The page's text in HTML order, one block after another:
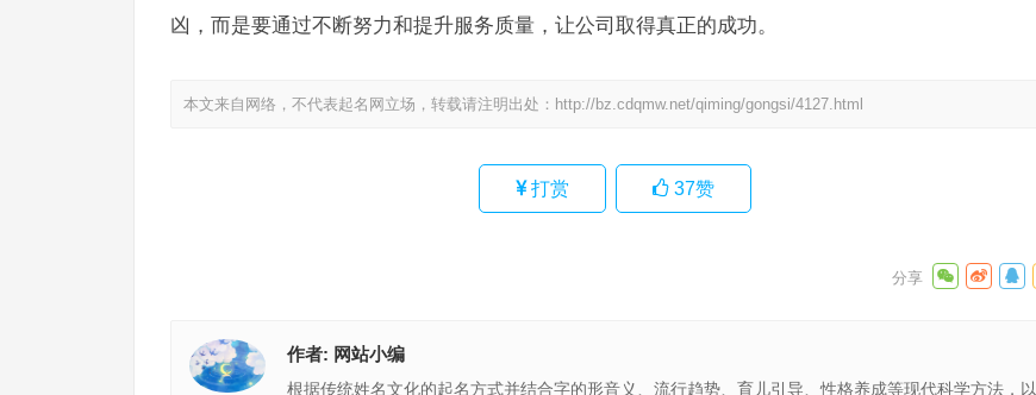
凶，而是要通过不断努力和提升服务质量，让公司取得真正的成功。
本文来自网络，不代表起名网立场，转载请注明出处： http://bz.cdqmw.net/qiming/gongsi/4127.html
打赏 37赞
作者: 网站小编
根据传统姓名文化的起名方式并结合字的形音义、流行趋势、育儿引导、性格养成等现代科学方法，以